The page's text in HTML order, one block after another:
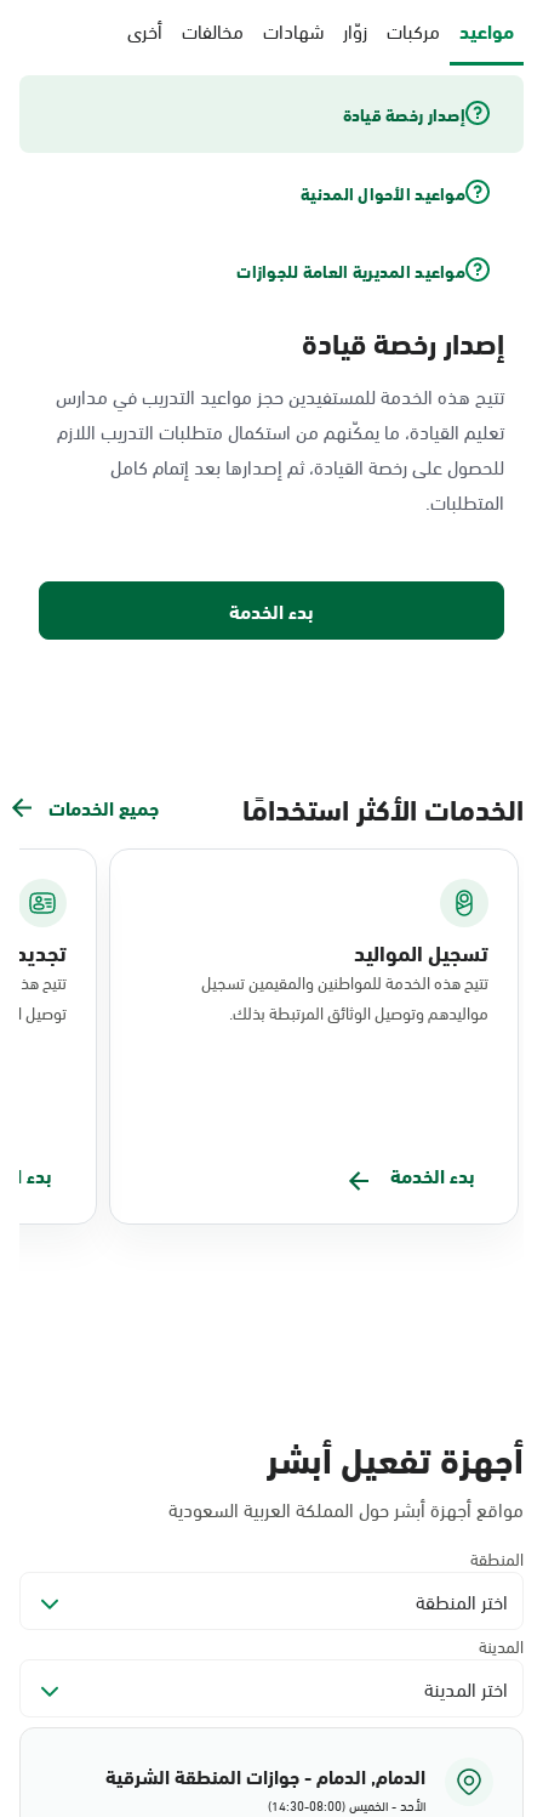
مواعيد مركبات زوّار شهادات مخالفات أخرى
إصدار رخصة قيادة
مواعيد الأحوال المدنية
مواعيد المديرية العامة للجوازات
إصدار رخصة قيادة
تتيح هذه الخدمة للمستفيدين حجز مواعيد التدريب في مدارس
تعليم القيادة، ما يمكّنهم من استكمال متطلبات التدريب اللازم
للحصول على رخصة القيادة، ثم إصدارها بعد إتمام كامل
المتطلبات.
بدء الخدمة
الخدمات الأكثر استخدامًا جميع الخدمات
تسجيل المواليد
تتيح هذه الخدمة للمواطنين والمقيمين تسجيل
مواليدهم وتوصيل الوثائق المرتبطة بذلك.
بدء الخدمة
تجديد
تتيح هذه
توصيل
بدء
أجهزة تفعيل أبشر
مواقع أجهزة أبشر حول المملكة العربية السعودية
المنطقة
اختر المنطقة
المدينة
اختر المدينة
الدمام, الدمام - جوازات المنطقة الشرقية
الأحد - الخميس (08:00-14:30)